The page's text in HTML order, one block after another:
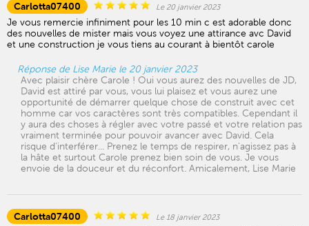
Carlotta07400 Le 20 janvier 2023
Je vous remercie infiniment pour les 10 min c est adorable donc
des nouvelles de mister mais vous voyez une attirance avc David
et une construction je vous tiens au courant à bientôt carole
Réponse de Lise Marie le 20 janvier 2023
Avec plaisir chère Carole ! Oui vous aurez des nouvelles de JD,
David est attiré par vous, vous lui plaisez et vous aurez une
opportunité de démarrer quelque chose de construit avec cet
homme car vos caractères sont très compatibles. Cependant il
y aura des choses à régler avec votre passé et votre relation pas
vraiment terminée pour pouvoir avancer avec David. Cela
risque d'interférer... Prenez le temps de respirer, n'agissez pas à
la hâte et surtout Carole prenez bien soin de vous. Je vous
envoie de la douceur et du réconfort. Amicalement, Lise Marie
Carlotta07400 Le 18 janvier 2023